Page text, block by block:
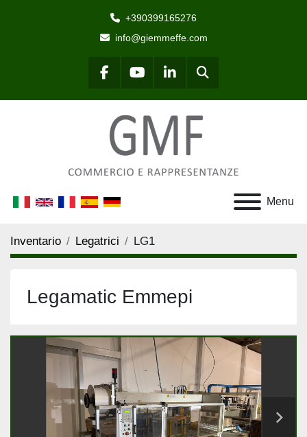
+390399165276
info@giemmeffe.com
facebookyoutubelinkedinCerca
Menu
Inventario Legatrici LG1
Legamatic Emmepi